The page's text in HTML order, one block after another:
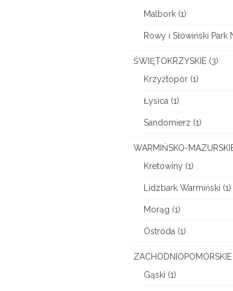
Malbork(1)
Rowy i Słowiński Park
ŚWIĘTOKRZYSKIE(3)
Krzyżtopór(1)
Łysica (1)
Sandomierz (1)
WARMIŃSKO-
Kretowiny(1)
Lidzbark Warmiński (1)
Morąg (1)
Ostróda (1)
ZACHODNIOPOMORSKIE
Gąski (1)